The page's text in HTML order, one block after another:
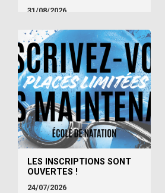
31/08/2026
LES INSCRIPTIONS SONT
OUVERTES !
24/07/2026